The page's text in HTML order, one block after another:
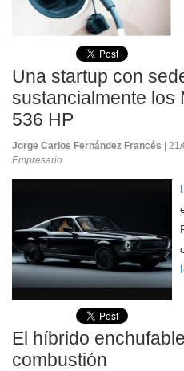
Una startup con
sustancialmente los
536 HP
Jorge Carlos Fernández Francés
|
Empresario
El híbrido
combustión